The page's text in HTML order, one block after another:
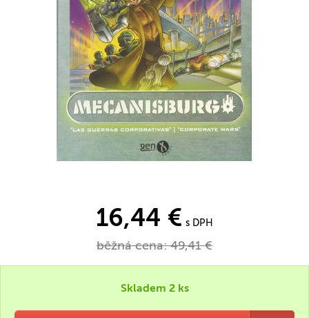
16,44 € s DPH
běžná cena:49,41 €
Skladem 2 ks